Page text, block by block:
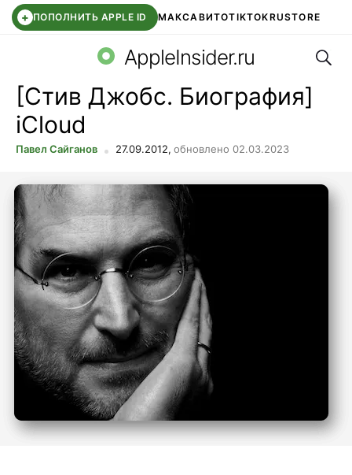
+ ПОПОЛНИТЬ APPLE ID МАКСАВИТОTIKTOKRUSTORE
WB КЛУБIOS 26.6 APPLE ID
AppleInsider.ru
[Стив Джобс. Биография]
iCloud
Павел Сайганов 27.09.2012, обновлено 02.03.2023